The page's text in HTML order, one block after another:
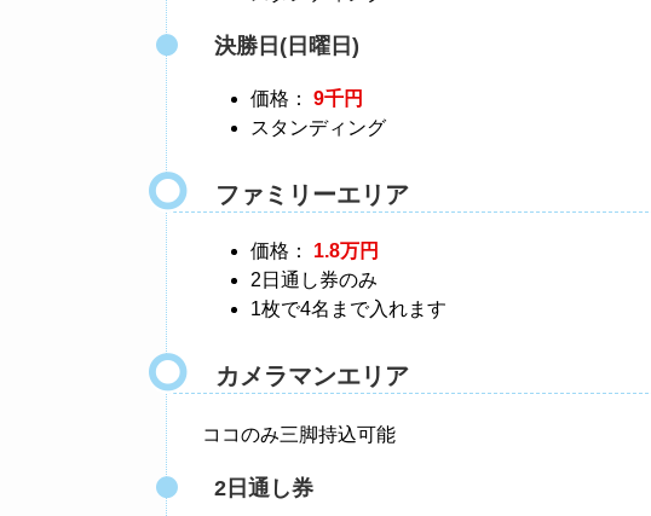
決勝日(日曜日)
価格： 9千円
スタンディング
ファミリーエリア
価格： 1.8万円
2日通し券のみ
1枚で4名まで入れます
カメラマンエリア
ココのみ三脚持込可能
2日通し券